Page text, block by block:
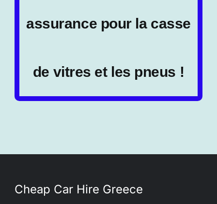
assurance pour la casse
de vitres et les pneus !
Cheap Car Hire Greece